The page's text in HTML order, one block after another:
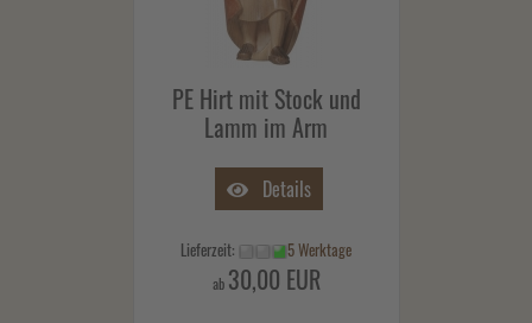
PE Hirt mit Stock und
Lamm im Arm
Details
Lieferzeit: 5 Werktage
ab 30,00 EUR